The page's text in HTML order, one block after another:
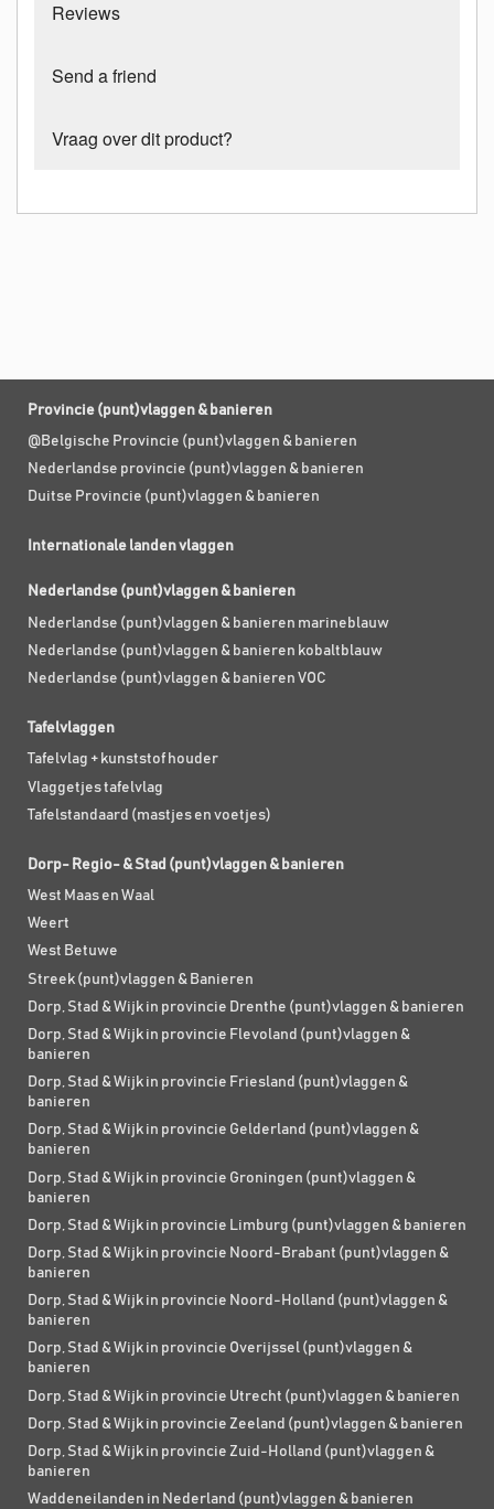
Reviews
Send a friend
Vraag over dit product?
Provincie (punt)vlaggen & banieren
@Belgische Provincie (punt)vlaggen & banieren
Nederlandse provincie (punt)vlaggen & banieren
Duitse Provincie (punt)vlaggen & banieren
Internationale landen vlaggen
Nederlandse (punt)vlaggen & banieren
Nederlandse (punt)vlaggen & banieren marineblauw
Nederlandse (punt)vlaggen & banieren kobaltblauw
Nederlandse (punt)vlaggen & banieren VOC
Tafelvlaggen
Tafelvlag + kunststof houder
Vlaggetjes tafelvlag
Tafelstandaard (mastjes en voetjes)
Dorp- Regio- & Stad (punt)vlaggen & banieren
West Maas en Waal
Weert
West Betuwe
Streek (punt)vlaggen & Banieren
Dorp, Stad & Wijk in provincie Drenthe (punt)vlaggen & banieren
Dorp, Stad & Wijk in provincie Flevoland (punt)vlaggen &
banieren
Dorp, Stad & Wijk in provincie Friesland (punt)vlaggen &
banieren
Dorp, Stad & Wijk in provincie Gelderland (punt)vlaggen &
banieren
Dorp, Stad & Wijk in provincie Groningen (punt)vlaggen &
banieren
Dorp, Stad & Wijk in provincie Limburg (punt)vlaggen & banieren
Dorp, Stad & Wijk in provincie Noord-Brabant (punt)vlaggen &
banieren
Dorp, Stad & Wijk in provincie Noord-Holland (punt)vlaggen &
banieren
Dorp, Stad & Wijk in provincie Overijssel (punt)vlaggen &
banieren
Dorp, Stad & Wijk in provincie Utrecht (punt)vlaggen & banieren
Dorp, Stad & Wijk in provincie Zeeland (punt)vlaggen & banieren
Dorp, Stad & Wijk in provincie Zuid-Holland (punt)vlaggen &
banieren
Waddeneilanden in Nederland (punt)vlaggen & banieren